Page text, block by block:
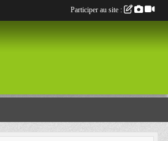
Participer au site :